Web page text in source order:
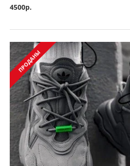
4500р.
ПРОДАНЫ